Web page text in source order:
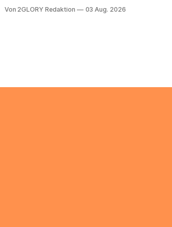
22 Prozent. Was lange als
Von 2GLORY Redaktion 03 Aug. 2026